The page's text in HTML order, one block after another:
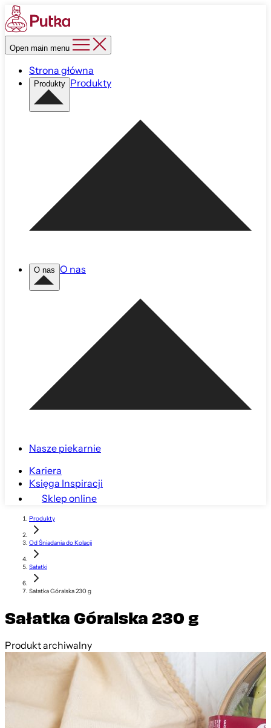
Open main menu
Strona główna
Produkty Produkty
O nas O nas
Nasze piekarnie
Kariera
Księga Inspiracji
Sklep online
Produkty
Od Śniadania do Kolacji
Sałatki
Sałatka Góralska 230 g
Sałatka Góralska 230 g
Produkt archiwalny